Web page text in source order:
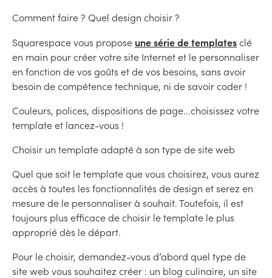
Comment faire ? Quel design choisir ?
Squarespace vous propose une série de templatesclé
en main pour créer votre site Internet et le personnaliser
en fonction de vos goûts et de vos besoins, sans avoir
besoin de compétence technique, ni de savoir coder !
Couleurs, polices, dispositions de page...choisissez votre
template et lancez-vous !
Choisir un template adapté à son type de site web
Quel que soit le template que vous choisirez, vous aurez
accès à toutes les fonctionnalités de design et serez en
mesure de le personnaliser à souhait. Toutefois, il est
toujours plus efficace de choisir le template le plus
approprié dès le départ.
Pour le choisir, demandez-vous d’abord quel type de
site web vous souhaitez créer : un blog culinaire, un site